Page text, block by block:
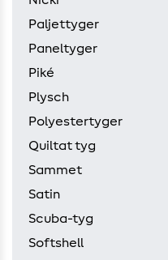
Paljettyger
Paneltyger
Piké
Plysch
Polyestertyger
Quiltat tyg
Sammet
Satin
Scuba-tyg
Softshell